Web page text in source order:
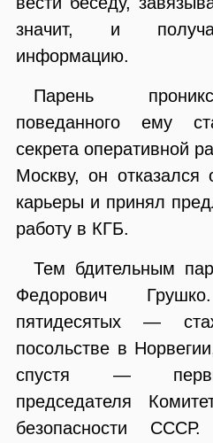
значит, и
информацию.
Парень
поведанного ему
секрета оперативной
Москву, он отказался
карьеры и принял
работу в КГБ.
Тем бдительным
Федорович
пятидесятых —
посольстве в
спустя —
председателя
безопасности